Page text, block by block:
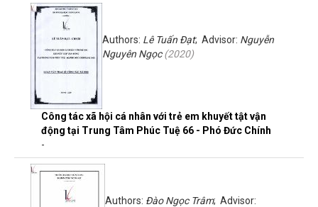
Công tác xã hội cá nhân với trẻ em khuyết tật vận
động tại Trung Tâm Phúc Tuệ 66 - Phó Đức Chính
Authors: Lê Tuấn Đạt; Advisor: Nguyễn
Nguyên Ngọc(2020)
-
Authors: Đào Ngọc Trâm; Advisor: